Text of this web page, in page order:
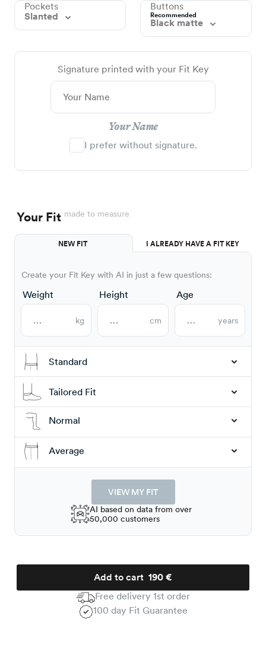
Pockets
Slanted
Buttons
Recommended
Black matte
Signature printed with your Fit Key
Your Name
I prefer without signature.
Your Fit made to measure
NEW FIT I ALREADY HAVE A FIT KEY
Create your Fit Key with AI in just a few questions:
Weight
kg
Height
cm
Age
years
Standard
Tailored Fit
Normal
Average
VIEW MY FIT
AI based on data from over
50,000 customers
Add to cart
Free delivery 1st order
100 day Fit Guarantee